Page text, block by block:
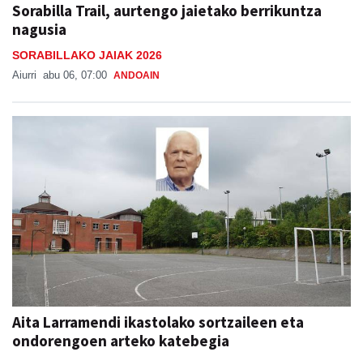
Sorabilla Trail, aurtengo jaietako berrikuntza
nagusia
SORABILLAKO JAIAK 2026
Aiurri abu 06, 07:00 ANDOAIN
Aita Larramendi ikastolako sortzaileen eta
ondorengoen arteko katebegia